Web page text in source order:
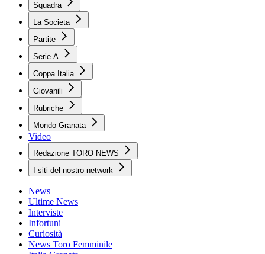
Squadra
La Societa
Partite
Serie A
Coppa Italia
Giovanili
Rubriche
Mondo Granata
Video
Redazione TORO NEWS
I siti del nostro network
News
Ultime News
Interviste
Infortuni
Curiosità
News Toro Femminile